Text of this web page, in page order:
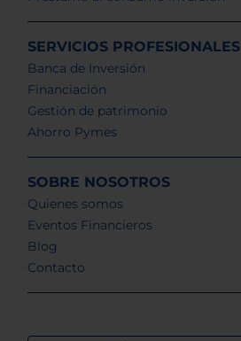
SERVICIOS PROFESIONALES
Banca de Inversión
Financiación
Gestión de patrimonio
Ahorro Pymes
SOBRE NOSOTROS
Quienes somos
Eventos Financieros
Blog
Contacto